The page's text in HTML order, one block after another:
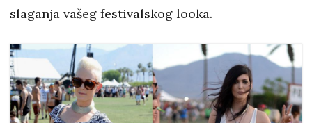
slaganja vašeg festivalskog looka.